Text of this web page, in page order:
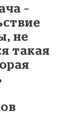
–
не
такая